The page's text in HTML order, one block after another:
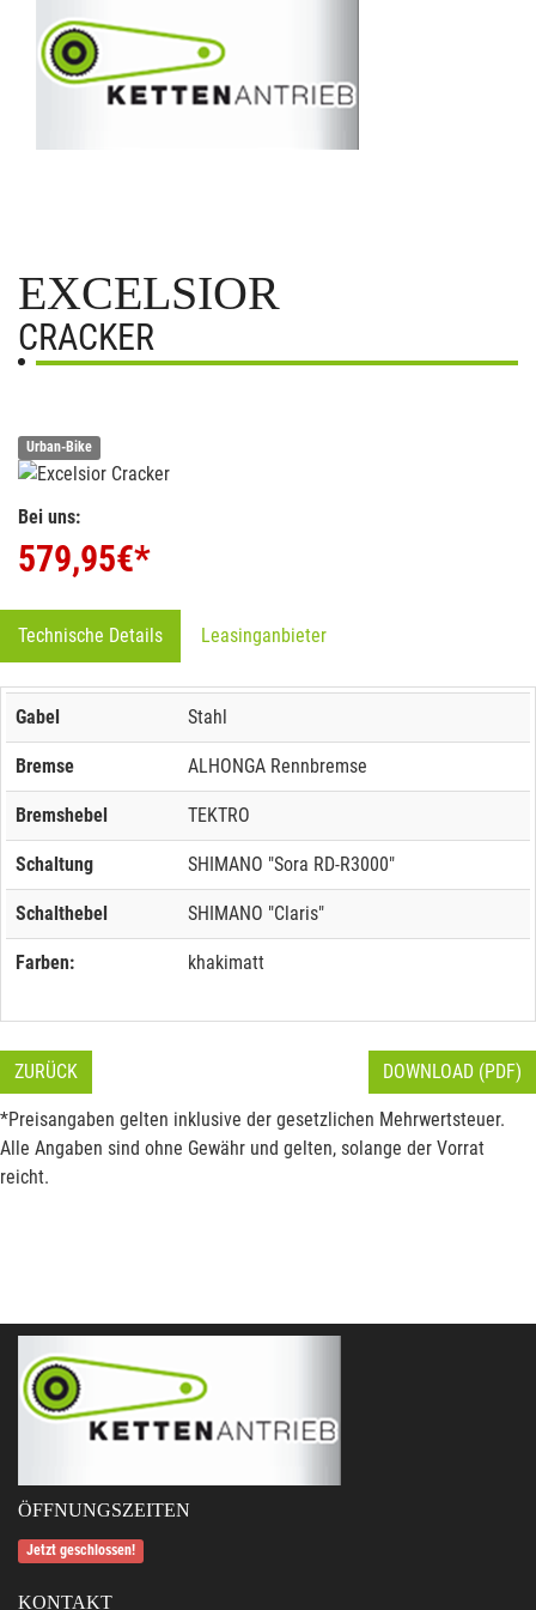
EXCELSIOR
CRACKER
Urban-Bike
Bei uns:
579,95€*
Technische Details Leasinganbieter
Gabel Stahl
Bremse ALHONGA Rennbremse
Bremshebel TEKTRO
Schaltung SHIMANO "Sora RD-R3000"
Schalthebel SHIMANO "Claris"
Farben: khakimatt
ZURÜCK DOWNLOAD (PDF)
*Preisangaben gelten inklusive der gesetzlichen Mehrwertsteuer.
Alle Angaben sind ohne Gewähr und gelten, solange der Vorrat
reicht.
ÖFFNUNGSZEITEN
Jetzt geschlossen!
KONTAKT